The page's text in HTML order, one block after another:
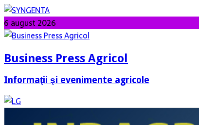
6 august 2026
Business Press Agricol
Informaţii şi evenimente agricole